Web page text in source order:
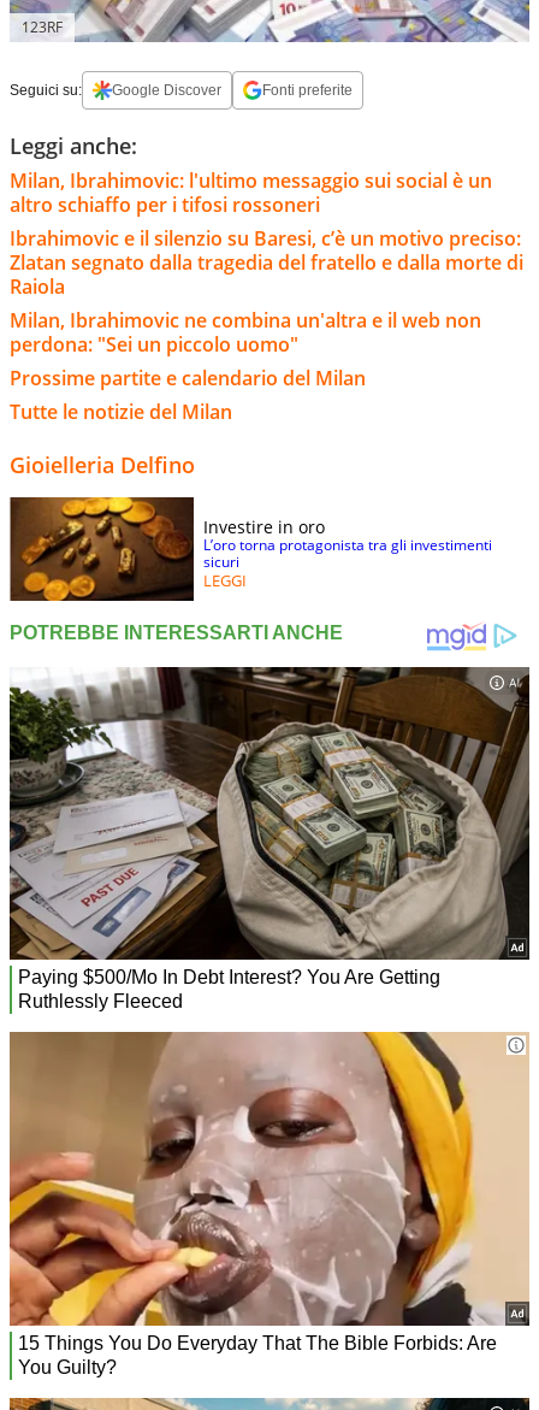
123RF
Seguici su: Google Discover Fonti preferite
Leggi anche:
Milan, Ibrahimovic: l'ultimo messaggio sui social è un
altro schiaffo per i tifosi rossoneri
Ibrahimovic e il silenzio su Baresi, c’è un motivo preciso:
Zlatan segnato dalla tragedia del fratello e dalla morte di
Raiola
Milan, Ibrahimovic ne combina un'altra e il web non
perdona: "Sei un piccolo uomo"
Prossime partite e calendario del Milan
Tutte le notizie del Milan
Gioielleria Delfino
Investire in oro
L’oro torna protagonista tra gli investimenti
sicuri
LEGGI